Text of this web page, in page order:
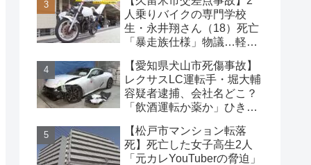
な事件
人乗りバイクの専門学校
生・永井翔さん（18）死亡
「暴走族仕様」物議…軽自
【愛知県犬山市死傷事故】
レクサスLC運転手・堀大輔
容疑者逮捕、会社名どこ？
「飲酒運転か薬か」ひき逃
【松戸市マンション転落
死】死亡した女子高生2人
「元カレYouTuberの脅迫」